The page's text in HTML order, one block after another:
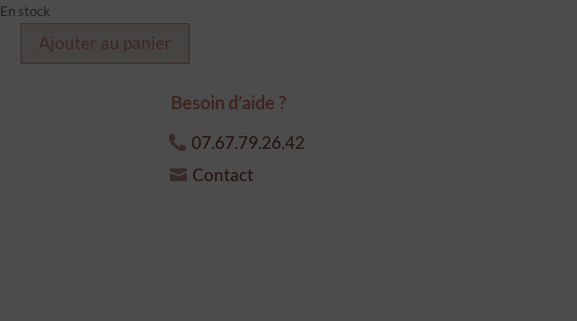
En stock
quantité
Ajouter au panier
Besoin d’aide ?
07.67.79.26.42
Contact